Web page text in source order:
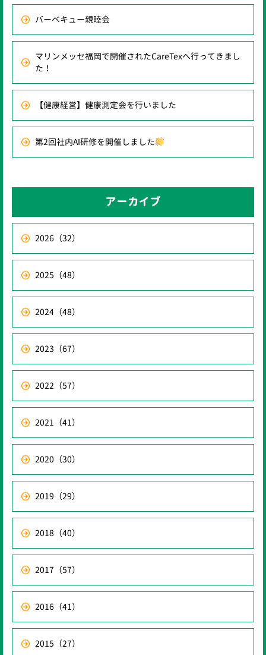
バーベキュー親睦会
マリンメッセ福岡で開催されたCareTexへ行ってきまし
た！
【健康経営】健康測定会を行いました
第2回社内AI研修を開催しました
アーカイブ
2026 （32）
2025 （48）
2024 （48）
2023 （67）
2022 （57）
2021 （41）
2020 （30）
2019 （29）
2018 （40）
2017 （57）
2016 （41）
2015 （27）